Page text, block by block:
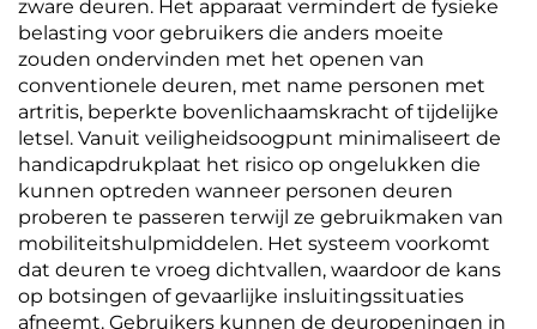
zware deuren. Het apparaat vermindert de fysieke
belasting voor gebruikers die anders moeite
zouden ondervinden met het openen van
conventionele deuren, met name personen met
artritis, beperkte bovenlichaamskracht of tijdelijke
letsel. Vanuit veiligheidsoogpunt minimaliseert de
handicapdrukplaat het risico op ongelukken die
kunnen optreden wanneer personen deuren
proberen te passeren terwijl ze gebruikmaken van
mobiliteitshulpmiddelen. Het systeem voorkomt
dat deuren te vroeg dichtvallen, waardoor de kans
op botsingen of gevaarlijke insluitingssituaties
afneemt. Gebruikers kunnen de deuropeningen in